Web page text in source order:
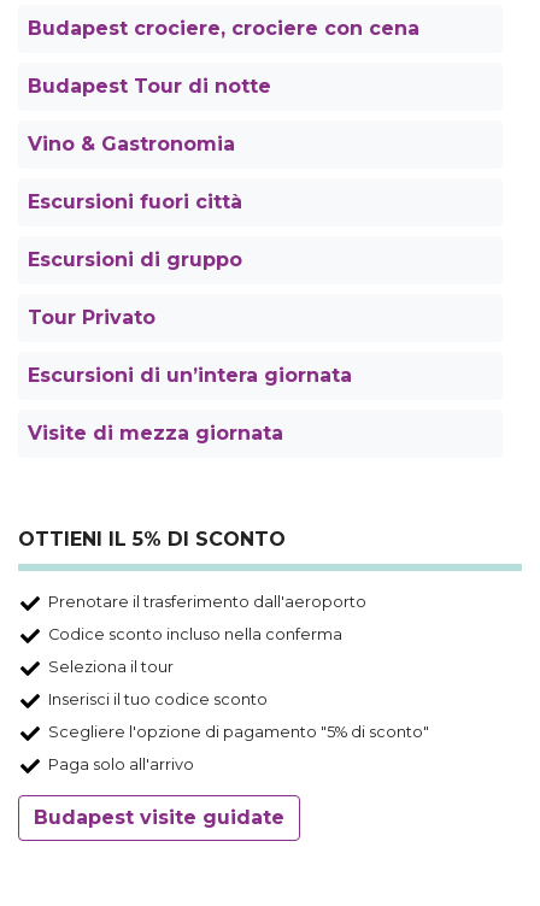
Budapest crociere, crociere con cena
Budapest Tour di notte
Vino & Gastronomia
Escursioni fuori città
Escursioni di gruppo
Tour Privato
Escursioni di un’intera giornata
Visite di mezza giornata
OTTIENI IL 5% DI SCONTO
Prenotare il trasferimento dall'aeroporto
Codice sconto incluso nella conferma
Seleziona il tour
Inserisci il tuo codice sconto
Scegliere l'opzione di pagamento "5% di sconto"
Paga solo all'arrivo
Budapest visite guidate